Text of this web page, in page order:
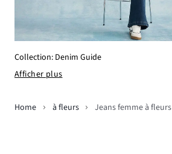
Collection: Denim Guide
Afficher plus
Home à fleurs Jeans femme à fleurs